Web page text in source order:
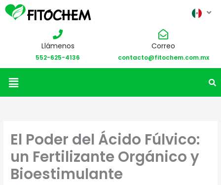
Llámenos
552-625-4136
Correo
contacto@fitochem.com.mx
Menú
El Poder del Ácido Fúlvico:
un Fertilizante Orgánico y
Bioestimulante